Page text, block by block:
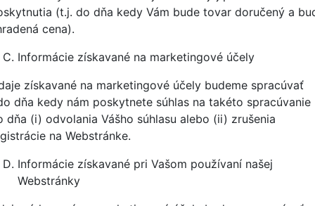
(t.j. do dňa kedy Vám bude tovar doručený a
cena).
Informácie získavané na marketingové účely
získavané na marketingové účely budeme spracúvať
dňa kedy nám poskytnete súhlas na takéto spracúvanie
dňa (i) odvolania Vášho súhlasu alebo (ii) zrušenia
na Webstránke.
Informácie získavané pri Vašom používaní našej
Webstránky